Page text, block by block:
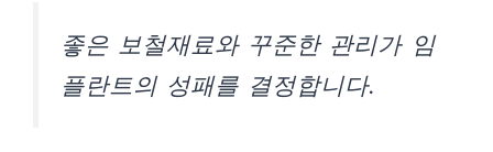
좋은 보철재료와 꾸준한 관리가 임
플란트의 성패를 결정합니다.